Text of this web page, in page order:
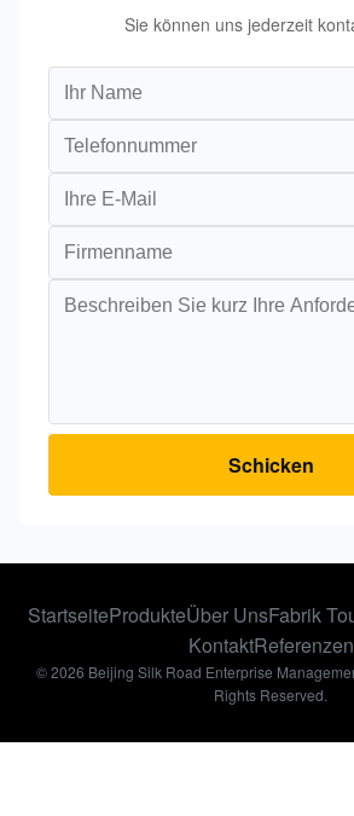
Sie können uns jederzeit
Schicken
StartseiteProdukteÜber UnsFabrik
KontaktReferenzen
© 2026 Beijing Silk Road Enterprise
Rights Reserved.